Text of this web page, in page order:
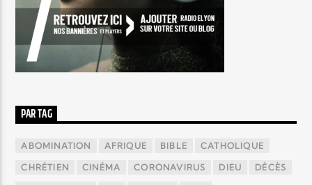
PAR TAG
ABOMINATION AFRIQUE BIBLE CATHOLIQUE
CHRÉTIEN CINÉMA CORONAVIRUS DIEU DÉCÈS